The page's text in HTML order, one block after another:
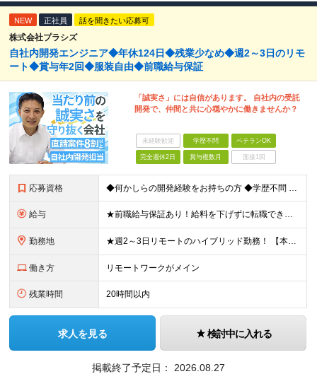
NEW 正社員 話を聞きたい応募可
株式会社プラシズ
自社内開発エンジニア◆年休124日◆残業少なめ◆週2～3日のリモ
ート◆賞与年2回◆服装自由◆前職給与保証
「誠実さ」には自信があります。 自社内の受託
開発で、仲間と共に心穏やかに働きませんか？
未経験歓迎 学歴不問 ベテランOK
完全週休2日 賞与複数月 面接1回
応募資格 ◆何かしらの開発経験をお持ちの方 ◆学歴不問 ◆20代～40代活躍中 ★上流案件も多数 要件定義や設計など、上流工程の経験がある方も活躍できる環境です ★PM/PL候補も大歓迎 マネジメント経験のあ
給与 ★前職給与保証あり！給料を下げずに転職できます 月給26万～50万円 ＋ 賞与年2回 ＋諸手当あり ※経験・能力を考慮の上、当社規定により決定します ※上記金額には40時間分の固定残業代(59,9
勤務地 ★週2～3日リモートのハイブリッド勤務！ 【本社】 東京都千代田区神田須田町1-5 ディアマントビル7F ※転居を伴う転勤はありません ※(変更の範囲)上記を除く当社関連勤務地
働き方 リモートワークがメイン
残業時間 20時間以内
求人を見る 検討中に入れる
掲載終了予定日： 2026.08.27